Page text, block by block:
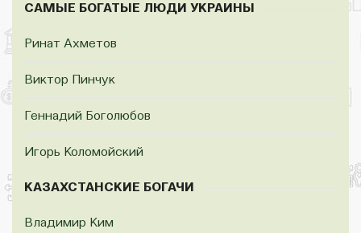
САМЫЕ БОГАТЫЕ ЛЮДИ УКРАИНЫ
Ринат Ахметов
Виктор Пинчук
Геннадий Боголюбов
Игорь Коломойский
КАЗАХСТАНСКИЕ БОГАЧИ
Владимир Ким